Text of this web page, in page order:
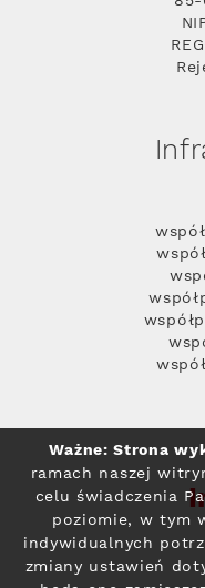
Ważne: Strona
ramach naszej
celu świadczenia
poziomie, w tym
indywidualnych
zmiany ustawień